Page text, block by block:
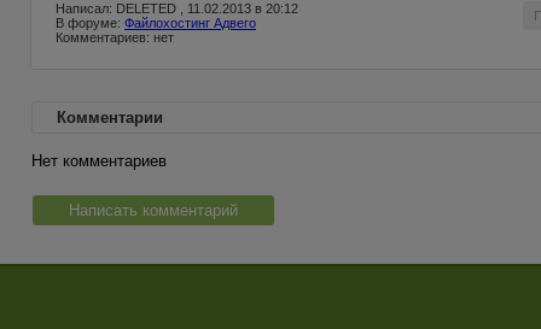
Написал: DELETED , 11.02.2013 в 20:12
В форуме: Файлохостинг Адвего
Комментариев: нет
Комментарии
Нет комментариев
Написать комментарий